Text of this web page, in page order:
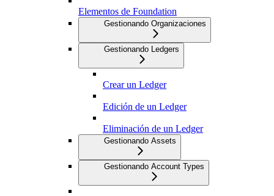
Elementos de Foundation
Gestionando Organizaciones
Gestionando Ledgers
Crear un Ledger
Edición de un Ledger
Eliminación de un Ledger
Gestionando Assets
Gestionando Account Types